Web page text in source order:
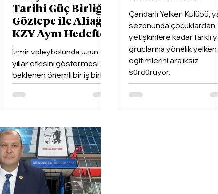
Tarihi Güç Birliği:
Göztepe ile Aliağa
KZY Aynı Hedefte
İzmir voleybolunda uzun
yıllar etkisini göstermesi
beklenen önemli bir iş birliği
hayata geçirildi. Kentin köklü
kulüplerinden Göztepe
Spor Kulübü ile İzmir'in en
organizasyonlarından
Aliağa KZY Spor Kulübü,
voleybol branşında güçlerini
birleştiren kapsamlı bir iş
birliği protokolüne imza attı.
Çandarlı Yelken Kulübü,
sezonunda çocuklardan
yetişkinlere kadar farklı
gruplarına yönelik yelken
eğitimlerini aralıksız
sürdürüyor.